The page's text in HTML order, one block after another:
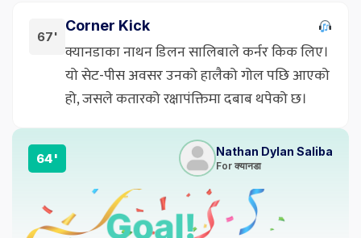
67'
Corner Kick
क्यानडाका नाथन डिलन सालिबाले कर्नर किक लिए।
यो सेट-पीस अवसर उनको हालैको गोल पछि आएको
हो, जसले कतारको रक्षापंक्तिमा दबाब थपेको छ।
64' Nathan Dylan Saliba
For क्यानडा